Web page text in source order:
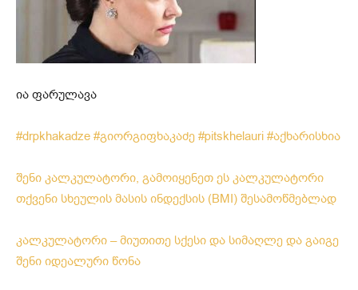
ია ფარულავა
#drpkhakadze #გიორგიფხაკაძე #pitskhelauri #აქხარისხია
შენი კალკულატორი, გამოიყენეთ ეს კალკულატორი
თქვენი სხეულის მასის ინდექსის (BMI) შესამოწმებლად
კალკულატორი – მიუთითე სქესი და სიმაღლე და გაიგე
შენი იდეალური წონა